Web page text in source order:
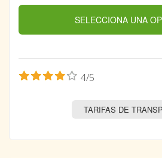
SELECCIONA UNA
4/5
TARIFAS DE